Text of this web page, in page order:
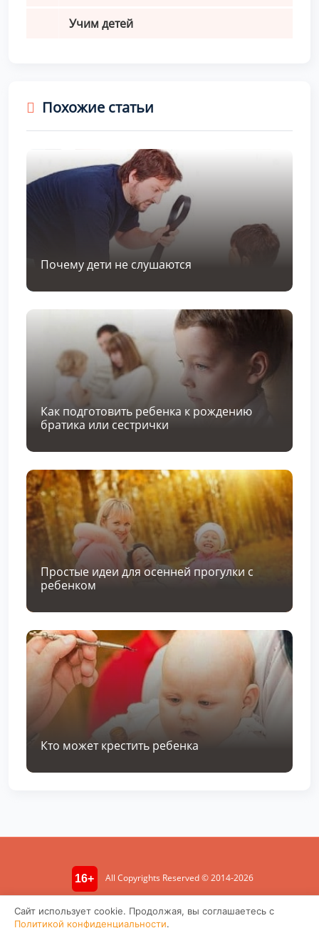
Учим детей
Похожие статьи
Почему дети не слушаются
Как подготовить ребенка к рождению
братика или сестрички
Простые идеи для осенней прогулки с
ребенком
Кто может крестить ребенка
16+
All Copyrights Reserved © 2014-2026
медицинской консультацией.
Сайт использует cookie. Продолжая, вы соглашаетесь с
Политикой конфиденциальности.